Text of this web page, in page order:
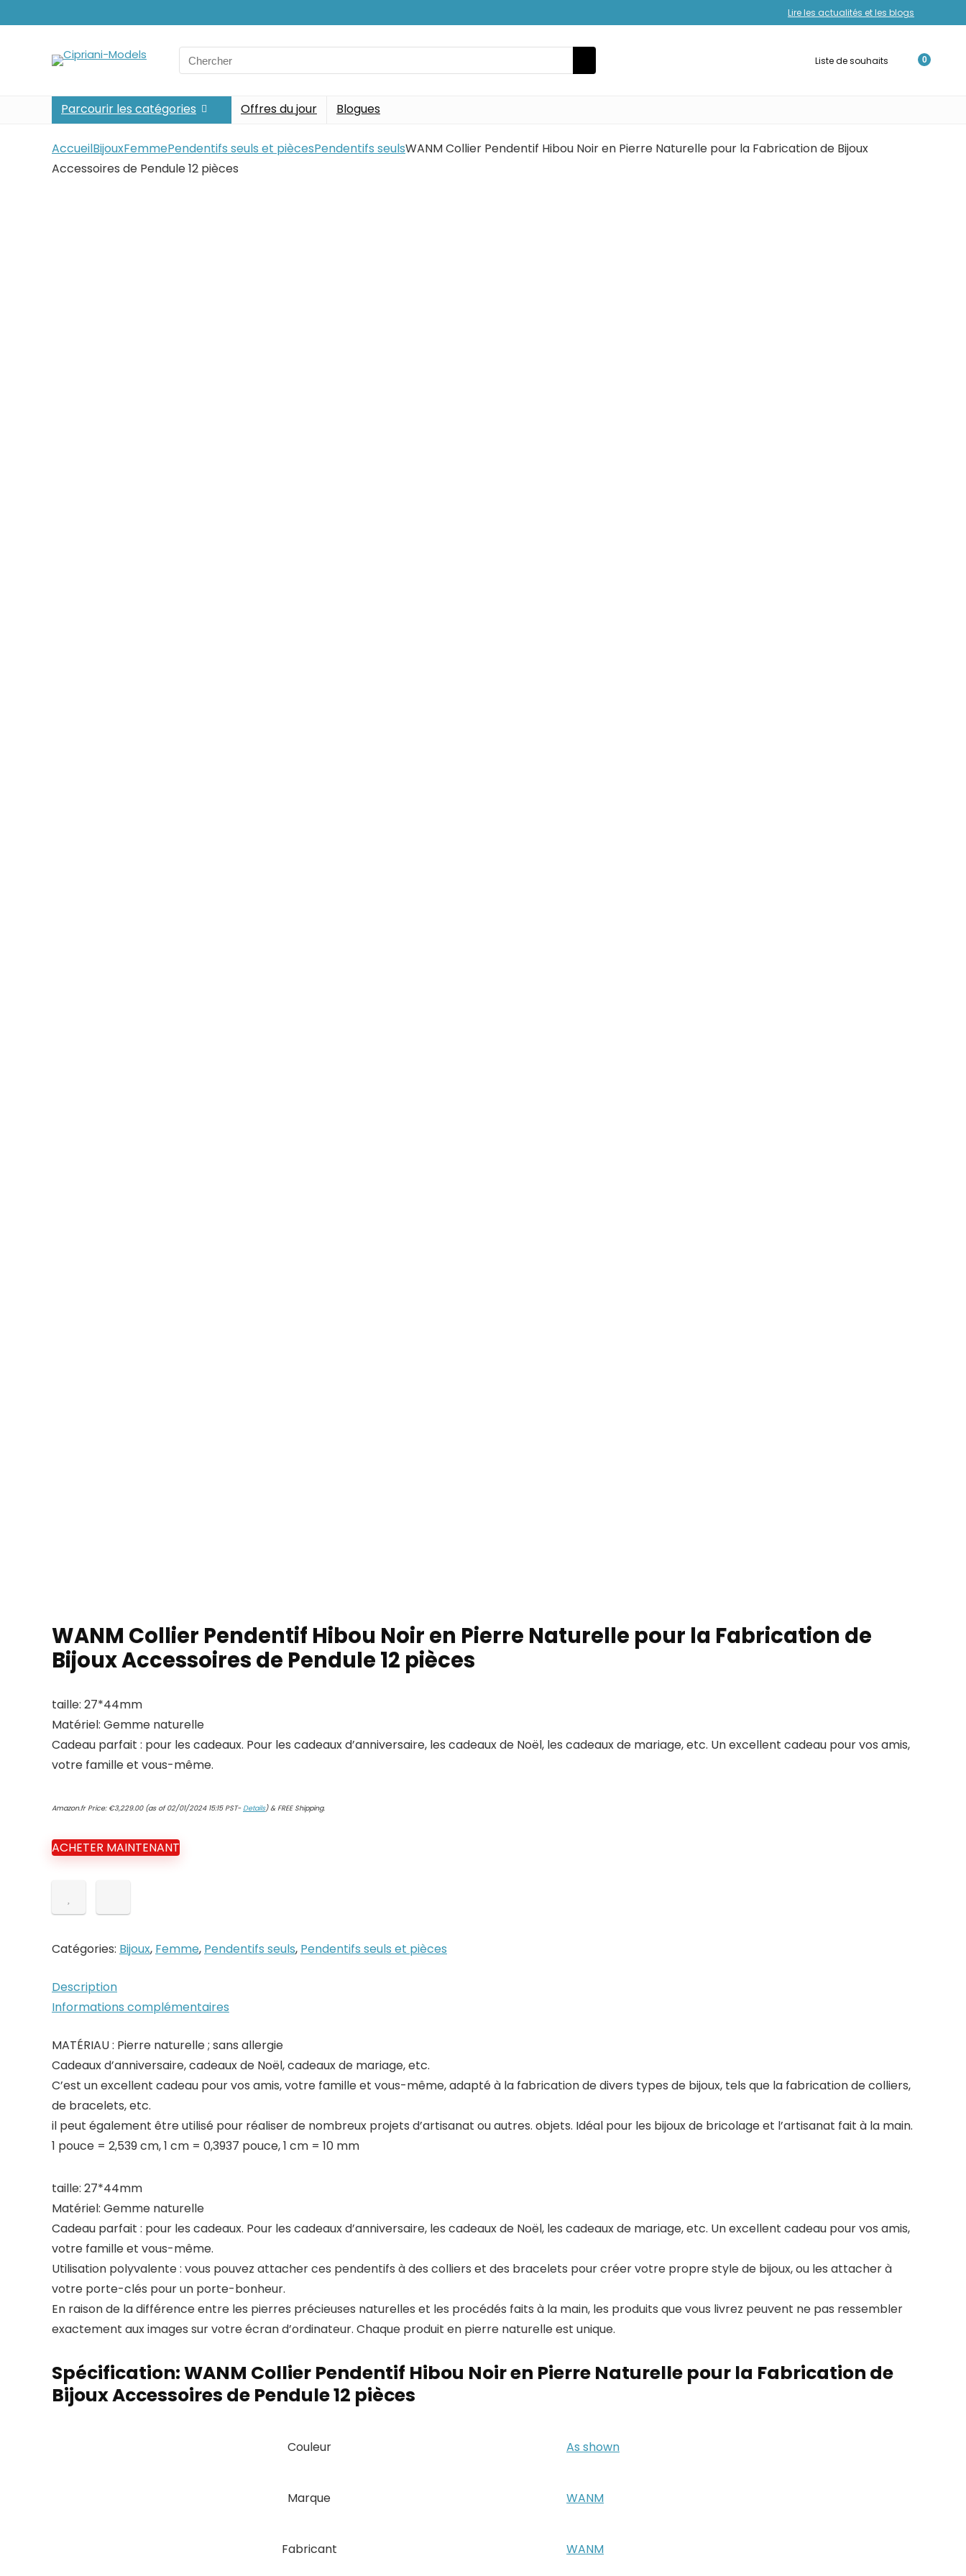
Lire les actualités et les blogs
Search
for:
Liste de souhaits 0
Parcourir les catégories Offres du jour Blogues
AccueilBijouxFemmePendentifs seuls et piècesPendentifs seulsWANM Collier Pendentif Hibou Noir en Pierre Naturelle pour la Fabrication de Bijoux
Accessoires de Pendule 12 pièces
WANM Collier Pendentif Hibou Noir en Pierre Naturelle pour la Fabrication de
Bijoux Accessoires de Pendule 12 pièces
taille: 27*44mm
Matériel: Gemme naturelle
Cadeau parfait : pour les cadeaux. Pour les cadeaux d’anniversaire, les cadeaux de Noël, les cadeaux de mariage, etc. Un excellent cadeau pour vos amis,
votre famille et vous-même.
Amazon.fr Price: €3,229.00(as of 02/01/2024 15:15 PST-Details)&FREE Shipping.
ACHETER MAINTENANT
Catégories: Bijoux, Femme, Pendentifs seuls, Pendentifs seuls et pièces
Description
Informations complémentaires
MATÉRIAU : Pierre naturelle ; sans allergie
Cadeaux d’anniversaire, cadeaux de Noël, cadeaux de mariage, etc.
C’est un excellent cadeau pour vos amis, votre famille et vous-même, adapté à la fabrication de divers types de bijoux, tels que la fabrication de colliers,
de bracelets, etc.
il peut également être utilisé pour réaliser de nombreux projets d’artisanat ou autres. objets. Idéal pour les bijoux de bricolage et l’artisanat fait à la main.
1 pouce = 2,539 cm, 1 cm = 0,3937 pouce, 1 cm = 10 mm
taille: 27*44mm
Matériel: Gemme naturelle
Cadeau parfait : pour les cadeaux. Pour les cadeaux d’anniversaire, les cadeaux de Noël, les cadeaux de mariage, etc. Un excellent cadeau pour vos amis,
votre famille et vous-même.
Utilisation polyvalente : vous pouvez attacher ces pendentifs à des colliers et des bracelets pour créer votre propre style de bijoux, ou les attacher à
votre porte-clés pour un porte-bonheur.
En raison de la différence entre les pierres précieuses naturelles et les procédés faits à la main, les produits que vous livrez peuvent ne pas ressembler
exactement aux images sur votre écran d’ordinateur. Chaque produit en pierre naturelle est unique.
Spécification:WANM Collier Pendentif Hibou Noir en Pierre Naturelle pour la Fabrication de
Bijoux Accessoires de Pendule 12 pièces
Couleur ‎As shown
Marque ‎WANM
Fabricant ‎WANM